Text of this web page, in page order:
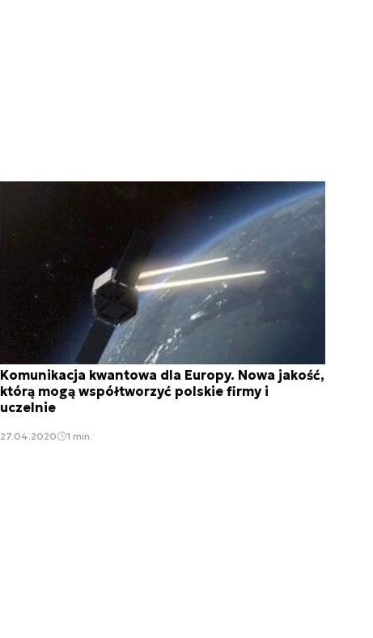
Komunikacja kwantowa dla Europy. Nowa jakość,
którą mogą współtworzyć polskie firmy i
uczelnie
27.04.2020 1 min.